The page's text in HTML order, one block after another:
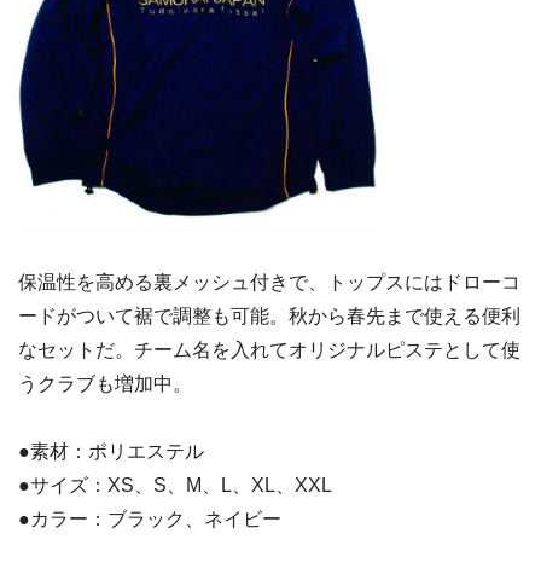
保温性を高める裏メッシュ付きで、トップスにはドローコ
ードがついて裾で調整も可能。秋から春先まで使える便利
なセットだ。チーム名を入れてオリジナルピステとして使
うクラブも増加中。
●素材：ポリエステル
●サイズ：XS、S、M、L、XL、XXL
●カラー：ブラック、ネイビー